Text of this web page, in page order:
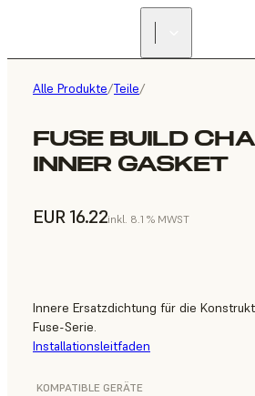
Alle Produkte/Teile/
FUSE BUILD
INNER GASKET
EUR 16.22inkl. 8.1 % MWST
Innere Ersatzdichtung für die
Fuse-Serie.
Installationsleitfaden
KOMPATIBLE GERÄTE